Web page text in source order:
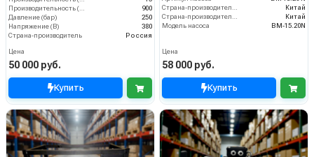
Производительность (л/ч)
900
Давление (бар)
250
Напряжение (В)
380
Страна-производитель
Россия
Цена
50 000 руб.
Купить
Страна-производитель двигателя
Китай
Страна-производитель насоса
Китай
Модель насоса
BM-15.20N
Цена
58 000 руб.
Купить